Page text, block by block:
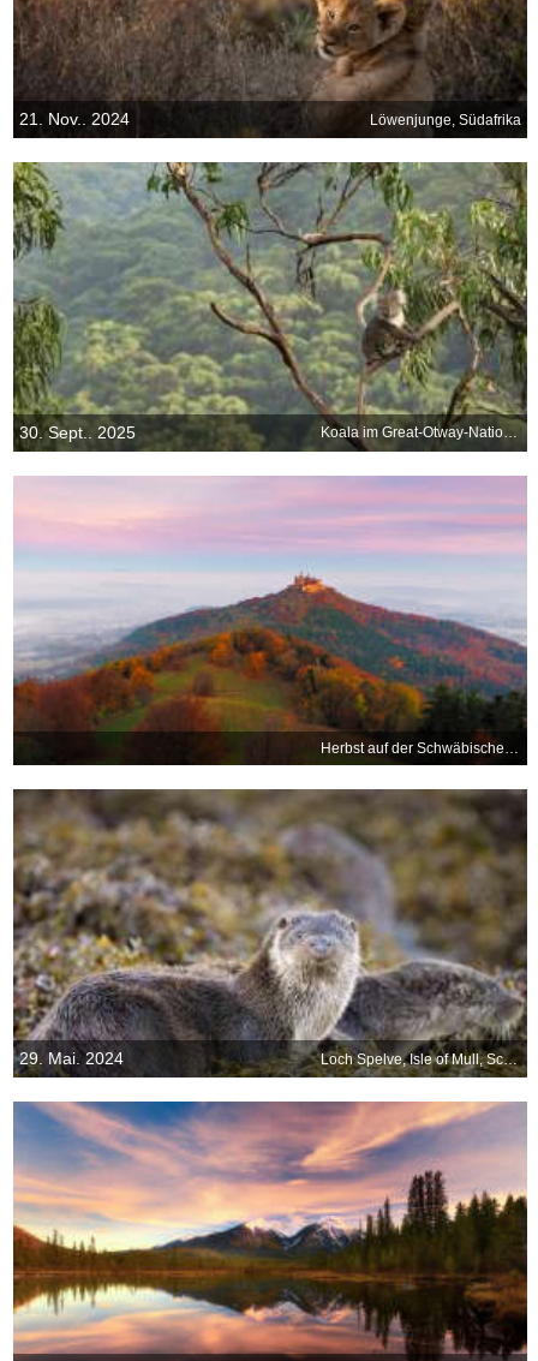
21. Nov.. 2024 Löwenjunge, Südafrika
30. Sept.. 2025 Koala im Great-Otway-Nationalpark, Australien
Herbst auf der Schwäbischen Alb
29. Mai. 2024 Loch Spelve, Isle of Mull, Schottland